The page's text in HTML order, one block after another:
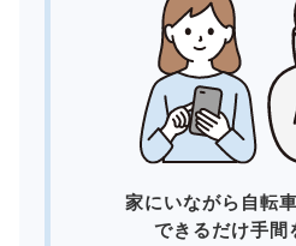
家にいながら自転
できるだけ手間